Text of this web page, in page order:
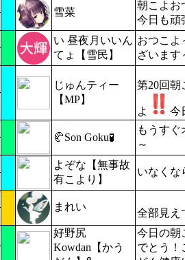
雪菜
朝こよお
今日も頑
い 昼夜月いいん
てょ【雪民】
おつこよ
ざいます
じゅんティー
【MP】
第20回朝
よ 今
🥐Son Goku🧪
もうす
～
よぞな【無事故
有こより】
いなくな
まれい
全部見え
好野尻
Kowdan【かう
今日の朝
でとう！